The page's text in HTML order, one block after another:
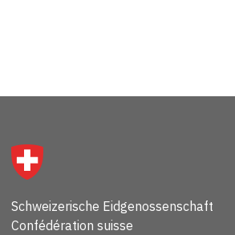
Schweizerische Eidgenossenschaft
Confédération suisse